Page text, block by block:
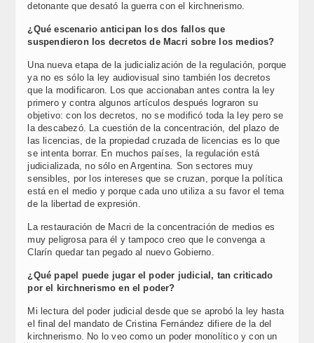
detonante que desató la guerra con el kirchnerismo.
¿Qué escenario anticipan los dos fallos que
suspendieron los decretos de Macri sobre los medios?
Una nueva etapa de la judicialización de la regulación, porque
ya no es sólo la ley audiovisual sino también los decretos
que la modificaron. Los que accionaban antes contra la ley
primero y contra algunos artículos después lograron su
objetivo: con los decretos, no se modificó toda la ley pero se
la descabezó. La cuestión de la concentración, del plazo de
las licencias, de la propiedad cruzada de licencias es lo que
se intenta borrar. En muchos países, la regulación está
judicializada, no sólo en Argentina. Son sectores muy
sensibles, por los intereses que se cruzan, porque la política
está en el medio y porque cada uno utiliza a su favor el tema
de la libertad de expresión.
La restauración de Macri de la concentración de medios es
muy peligrosa para él y tampoco creo que le convenga a
Clarín quedar tan pegado al nuevo Gobierno.
¿Qué papel puede jugar el poder judicial, tan criticado
por el kirchnerismo en el poder?
Mi lectura del poder judicial desde que se aprobó la ley hasta
el final del mandato de Cristina Fernández difiere de la del
kirchnerismo. No lo veo como un poder monolítico y con un